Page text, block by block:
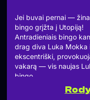
Jei buvai pernai —
bingo grįžta į Utopiją!
Antradieniais bingo
drag diva Luka Mokka
ekscentriški,
vakarą — vis naujas
bingo.
Kviečiame registruotis:
https://forms.gle/